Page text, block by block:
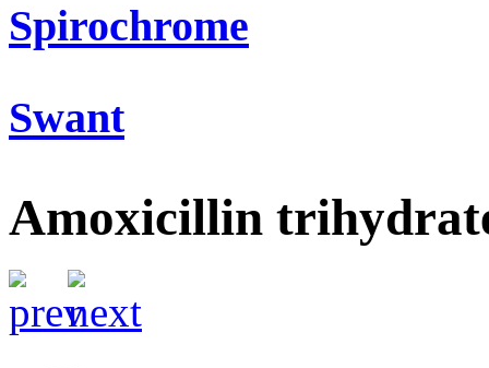
Spirochrome
Swant
Amoxicillin